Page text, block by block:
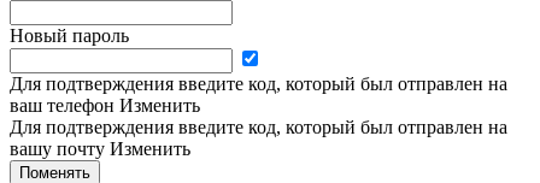
Новый пароль
Для подтверждения введите код, который был отправлен на
ваш телефон Изменить
Для подтверждения введите код, который был отправлен на
вашу почту Изменить
Поменять